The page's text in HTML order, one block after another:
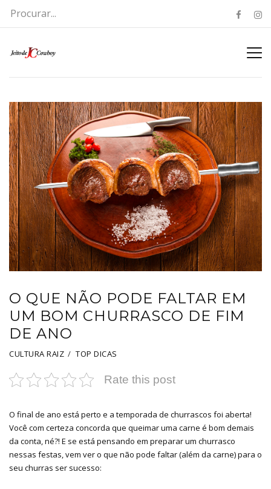
O QUE NÃO PODE FALTAR EM
UM BOM CHURRASCO DE FIM
DE ANO
CULTURA RAIZ TOP DICAS
Rate this post
O final de ano está perto e a temporada de churrascos foi aberta!
Você com certeza concorda que queimar uma carne é bom demais
da conta, né?! E se está pensando em preparar um churrasco
nessas festas, vem ver o que não pode faltar (além da carne) para o
seu churras ser sucesso: